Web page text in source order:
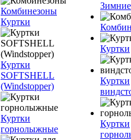
Комбинезоны
Куртки
Куртки
SOFTSHELL
(Windstopper)
Куртки
горнолыжные
Куртки
Куртки
Куртки